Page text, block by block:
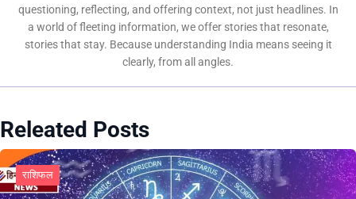
questioning, reflecting, and offering context, not just headlines. In
a world of fleeting information, we offer stories that resonate,
stories that stay. Because understanding India means seeing it
clearly, from all angles.
Releated Posts
राशिफल